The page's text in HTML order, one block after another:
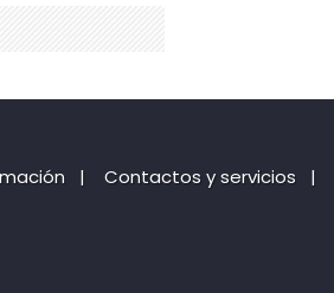
| Contactos y servicios |